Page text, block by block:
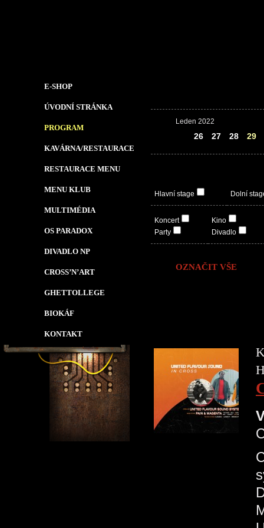
E-SHOP
ÚVODNÍ STRÁNKA
PROGRAM
KAVÁRNA/RESTAURACE
RESTAURACE MENU
MENU KLUB
MULTIMÉDIA
OS PARADOX
DIVADLO NP
CROSS’N’ART
GHETTOLLEGE
BIOKÁF
KONTAKT
Leden 2022
26 27 28 29
Hlavní stage Dolní
Koncert
Party
Kino
Divadlo
OZNAČIT VŠE